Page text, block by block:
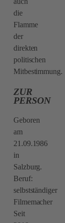
die
Flamme
der
direkten
politischen
Mitbestimmung.
ZUR
PERSON
Geboren
am
21.09.1986
in
Salzburg.
Beruf:
selbstständiger
Filmemacher
Seit